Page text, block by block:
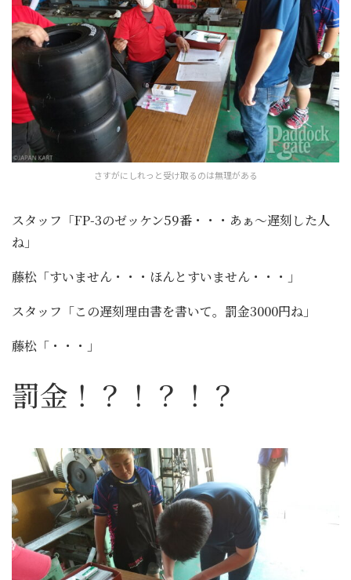
さすがにしれっと受け取るのは無理がある
スタッフ「FP-3のゼッケン59番・・・あぁ～遅刻した人
ね」
藤松「すいません・・・ほんとすいません・・・」
スタッフ「この遅刻理由書を書いて。罰金3000円ね」
藤松「・・・」
罰金！？！？！？